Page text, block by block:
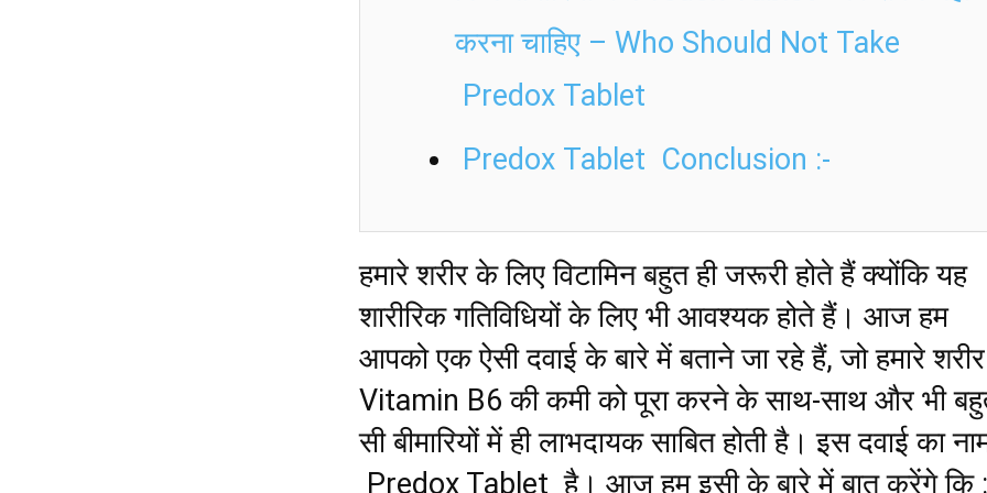
करना चाहिए – Who Should Not Take
Predox Tablet
Predox Tablet Conclusion :-
हमारे शरीर के लिए विटामिन बहुत ही जरूरी होते हैं क्योंकि यह
शारीरिक गतिविधियों के लिए भी आवश्यक होते हैं। आज हम
आपको एक ऐसी दवाई के बारे में बताने जा रहे हैं, जो हमारे
Vitamin B6 की कमी को पूरा करने के साथ-साथ और भी
सी बीमारियों में ही लाभदायक साबित होती है। इस दवाई का
Predox Tablet है। आज हम इसी के बारे में बात करेंगे कि